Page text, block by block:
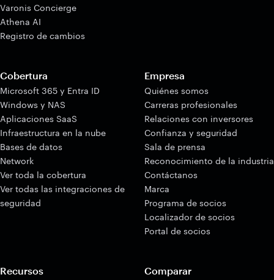
Varonis Concierge
Athena AI
Registro de cambios
Cobertura
Microsoft 365 y Entra ID
Windows y NAS
Aplicaciones SaaS
Infraestructura en la nube
Bases de datos
Network
Ver toda la cobertura
Ver todas las integraciones de
seguridad
Empresa
Quiénes somos
Carreras profesionales
Relaciones con inversores
Confianza y seguridad
Sala de prensa
Reconocimiento de la industria
Contáctanos
Marca
Programa de socios
Localizador de socios
Portal de socios
Recursos Comparar